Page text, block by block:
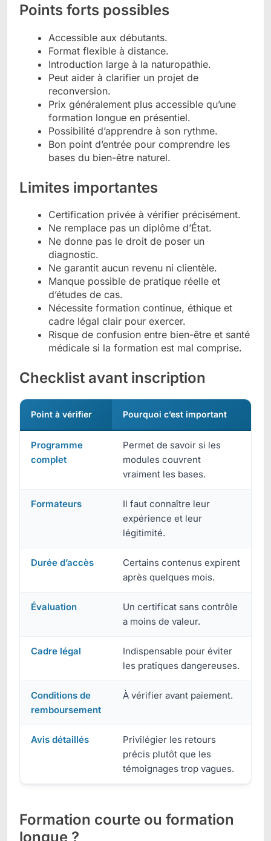
Points forts possibles
Accessible aux débutants.
Format flexible à distance.
Introduction large à la naturopathie.
Peut aider à clarifier un projet de
reconversion.
Prix généralement plus accessible qu’une
formation longue en présentiel.
Possibilité d’apprendre à son rythme.
Bon point d’entrée pour comprendre les
bases du bien-être naturel.
Limites importantes
Certification privée à vérifier précisément.
Ne remplace pas un diplôme d’État.
Ne donne pas le droit de poser un
diagnostic.
Ne garantit aucun revenu ni clientèle.
Manque possible de pratique réelle et
d’études de cas.
Nécessite formation continue, éthique et
cadre légal clair pour exercer.
Risque de confusion entre bien-être et santé
médicale si la formation est mal comprise.
Checklist avant inscription
Point à vérifier Pourquoi c’est important
Programme
complet
Permet de savoir si les
modules couvrent
vraiment les bases.
Formateurs
Il faut connaître leur
expérience et leur
légitimité.
Durée d’accès
Certains contenus expirent
après quelques mois.
Évaluation
Un certificat sans contrôle
a moins de valeur.
Cadre légal
Indispensable pour éviter
les pratiques dangereuses.
Conditions de
remboursement
À vérifier avant paiement.
Avis détaillés
Privilégier les retours
précis plutôt que les
témoignages trop vagues.
Formation courte ou formation
longue ?